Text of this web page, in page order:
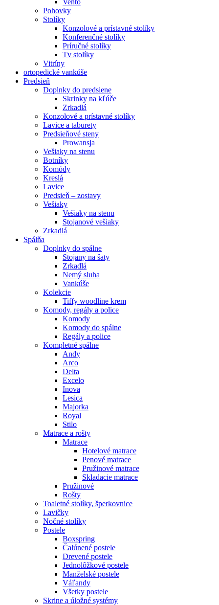
Vento
Pohovky
Stolíky
Konzolové a prístavné stolíky
Konferenčné stolíky
Príručné stolíky
Tv stolíky
Vitríny
ortopedické vankúše
Predsieň
Doplnky do predsiene
Skrinky na kľúče
Zrkadlá
Konzolové a prístavné stolíky
Lavice a taburety
Predsieňové steny
Prowansja
Vešiaky na stenu
Botníky
Komódy
Kreslá
Lavice
Predsieň – zostavy
Vešiaky
Vešiaky na stenu
Stojanové vešiaky
Zrkadlá
Spálňa
Doplnky do spálne
Stojany na šaty
Zrkadlá
Nemý sluha
Vankúše
Kolekcie
Tiffy woodline krem
Komody, regály a police
Komody
Komody do spálne
Regály a police
Kompletné spálne
Andy
Arco
Delta
Excelo
Inova
Lesica
Majorka
Royal
Stilo
Matrace a rošty
Matrace
Hotelové matrace
Penové matrace
Pružinové matrace
Skladacie matrace
Pružinové
Rošty
Toaletné stolíky, šperkovnice
Lavičky
Nočné stolíky
Postele
Boxspring
Čalúnené postele
Drevené postele
Jednolôžkové postele
Manželské postele
Váľandy
Všetky postele
Skrine a úložné systémy